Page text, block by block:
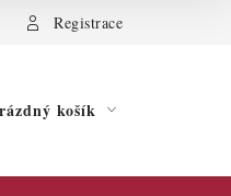
Registrace
košík